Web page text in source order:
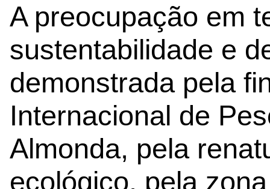
A preocupação em
sustentabilidade e
demonstrada pela
Internacional de
Almonda, pela
ecológico, pela